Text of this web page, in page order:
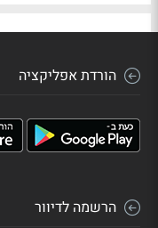
הורדת אפליקציה
הרשמה לדיוור